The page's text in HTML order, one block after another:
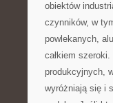
obiektów
czynników, w
powlekanych,
całkiem
produkcyjnych,
wyróżniają się i